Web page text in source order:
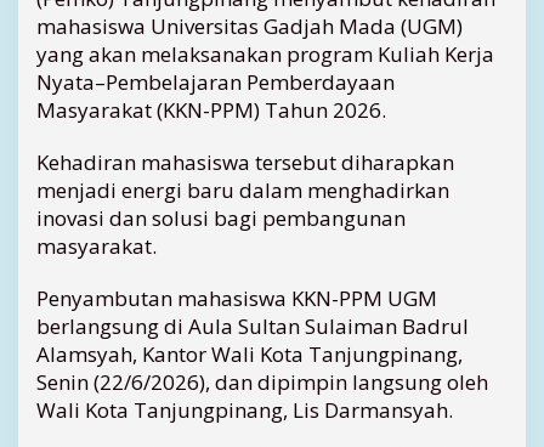
i
T
a
n
n
p
i
n
g
i
s
mahasiswa Universitas Gadjah Mada (UGM)
yang akan melaksanakan program Kuliah Kerja
Nyata–Pembelajaran Pemberdayaan
Masyarakat (KKN-PPM) Tahun 2026.
Kehadiran mahasiswa tersebut diharapkan
menjadi energi baru dalam menghadirkan
inovasi dan solusi bagi pembangunan
masyarakat.
Penyambutan mahasiswa KKN-PPM UGM
berlangsung di Aula Sultan Sulaiman Badrul
Alamsyah, Kantor Wali Kota Tanjungpinang,
Senin (22/6/2026), dan dipimpin langsung oleh
Wali Kota Tanjungpinang, Lis Darmansyah.